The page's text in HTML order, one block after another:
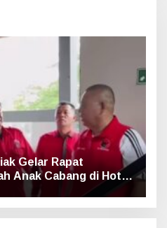
Gelar Rapat
Anak Cabang di Hotel